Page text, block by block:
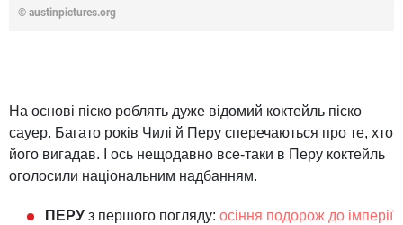
© austinpictures.org
На основі піско роблять дуже відомий коктейль піско
сауер. Багато років Чилі й Перу сперечаються про те, хто
його вигадав. І ось нещодавно все-таки в Перу коктейль
оголосили національним надбанням.
ПЕРУ з першого погляду: осіння подорож до імперії